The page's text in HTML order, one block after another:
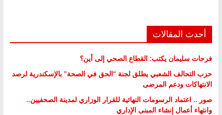
أحدث المقالات
فرحات سليمان يكتب: القطاع الصحي إلى أين؟
حزب التحالف الشعبي يطلق لجنة “الحق في الصحة” بالإسكندرية لرصد
الانتهاكات ودعم المرضى
صور .. اعتماد الرسومات النهائية للقرار الوزاري لمدينة الصحفيين..
وانتهاء أعمال إنشاء المبنى الإداري